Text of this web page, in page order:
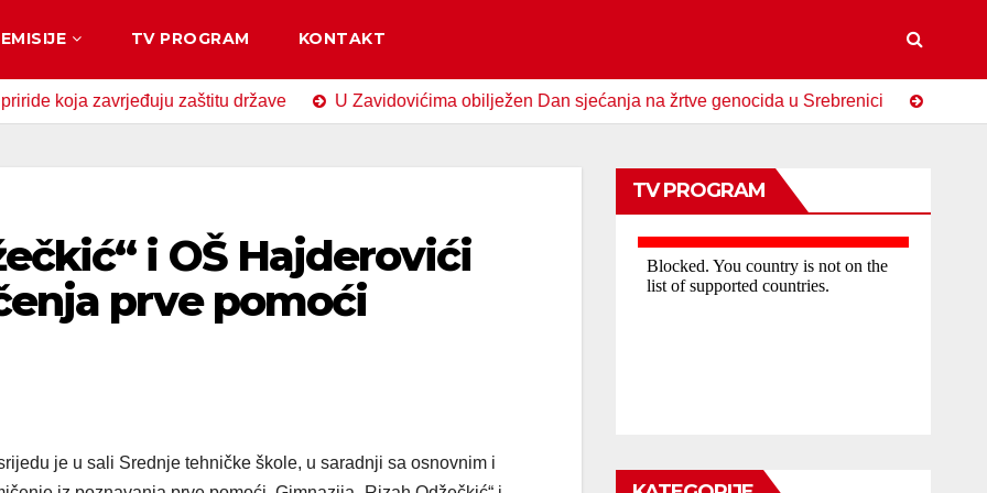
EMISIJE TV PROGRAM KONTAKT
zavrjeđuju zaštitu države U Zavidovićima obilježen Dan sjećanja na žrtve genocida u Srebrenici Spomen-
i OŠ Hajderovići
prve pomoći
je u sali Srednje tehničke škole, u saradnji sa osnovnim i
TV PROGRAM